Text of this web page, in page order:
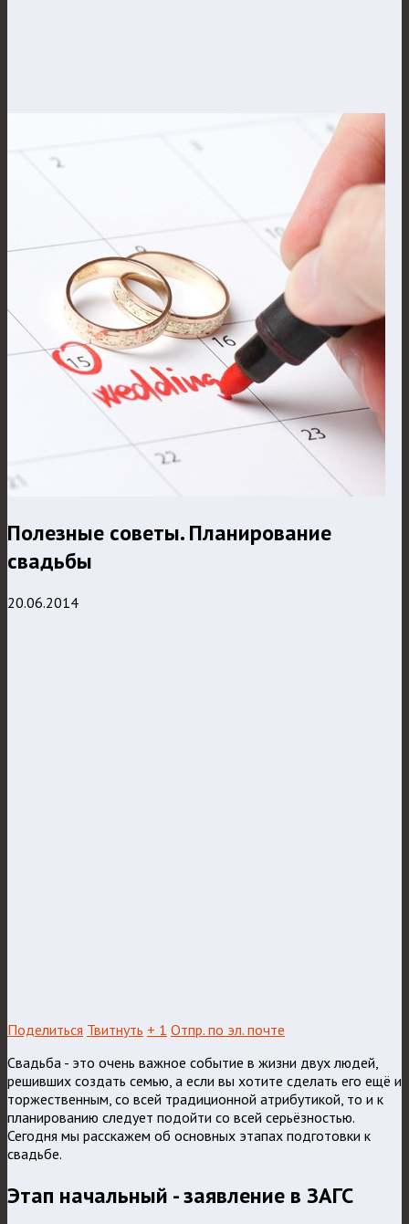
Полезные советы. Планирование
свадьбы
20.06.2014
Поделиться Твитнуть + 1 Отпр. по эл. почте
Свадьба - это очень важное событие в жизни двух людей,
решивших создать семью, а если вы хотите сделать его ещё и
торжественным, со всей традиционной атрибутикой, то и к
планированию следует подойти со всей серьёзностью.
Сегодня мы расскажем об основных этапах подготовки к
свадьбе.
Этап начальный - заявление в ЗАГС